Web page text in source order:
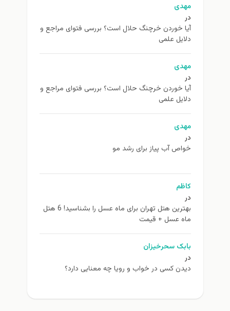
مهدی
در
آیا خوردن خرچنگ حلال است؟ بررسی فتوای مراجع و
دلایل علمی
مهدی
در
آیا خوردن خرچنگ حلال است؟ بررسی فتوای مراجع و
دلایل علمی
مهدی
در
خواص آب پیاز برای رشد مو
کاظم
در
بهترین هتل تهران برای ماه عسل را بشناسید! 6 هتل
ماه عسل + قیمت
بابک سحرخیزان
در
دیدن کسی در خواب و رویا چه معنایی دارد؟